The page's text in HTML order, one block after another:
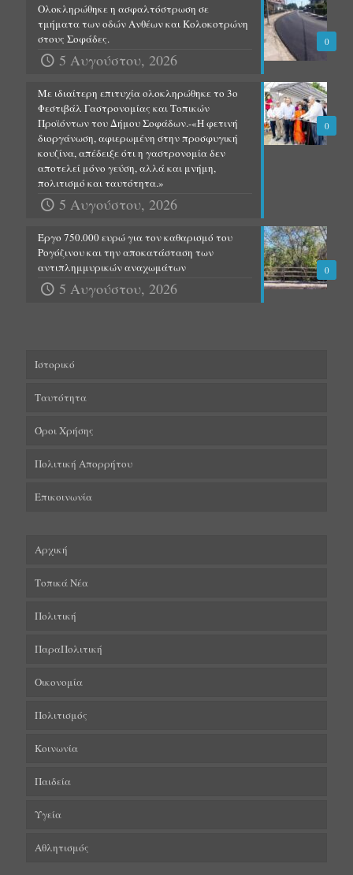
0
Ολοκληρώθηκε η ασφαλτόστρωση σε
τμήματα των οδών Ανθέων και Κολοκοτρώνη
στους Σοφάδες.
5 Αυγούστου, 2026
0
Με ιδιαίτερη επιτυχία ολοκληρώθηκε το 3ο
Φεστιβάλ Γαστρονομίας και Τοπικών
Προϊόντων του Δήμου Σοφάδων.-«Η φετινή
διοργάνωση, αφιερωμένη στην προσφυγική
κουζίνα, απέδειξε ότι η γαστρονομία δεν
αποτελεί μόνο γεύση, αλλά και μνήμη,
πολιτισμό και ταυτότητα.»
5 Αυγούστου, 2026
0
Έργο 750.000 ευρώ για τον καθαρισμό του
Ρογόζινου και την αποκατάσταση των
αντιπλημμυρικών αναχωμάτων
5 Αυγούστου, 2026
Ιστορικό
Ταυτότητα
Όροι Χρήσης
Πολιτική Απορρήτου
Επικοινωνία
Αρχική
Τοπικά Νέα
Πολιτική
ΠαραΠολιτική
Οικονομία
Πολιτισμός
Κοινωνία
Παιδεία
Υγεία
Αθλητισμός